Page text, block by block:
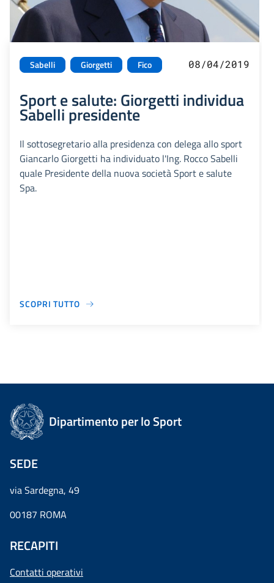
Sabelli Giorgetti Fico 08/04/2019
Sport e salute: Giorgetti individua
Sabelli presidente
Il sottosegretario alla presidenza con delega allo sport
Giancarlo Giorgetti ha individuato l'Ing. Rocco Sabelli
quale Presidente della nuova società Sport e salute
Spa.
SCOPRI TUTTO
Dipartimento per lo Sport
SEDE
via Sardegna, 49
00187 ROMA
RECAPITI
Contatti operativi